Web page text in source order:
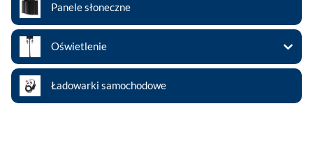
Panele słoneczne
Oświetlenie
Ładowarki samochodowe